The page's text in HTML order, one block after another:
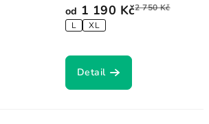
od 1 190 Kč2 750 Kč
L XL
Detail